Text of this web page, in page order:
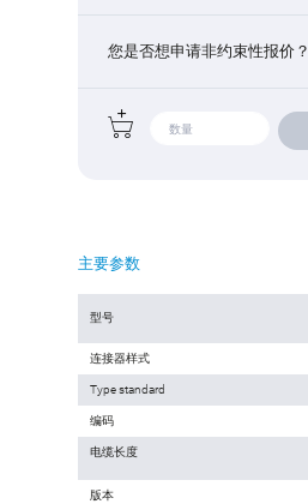
您是否想申请非约束性报价？
主要参数
型号
连接器样式
Type standard
编码
电缆长度
版本